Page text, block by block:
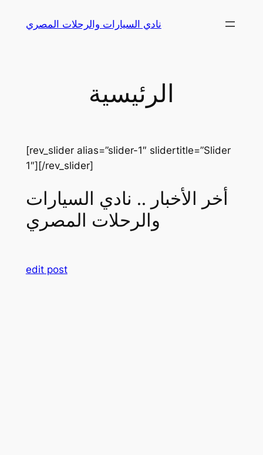
نادي السيارات والرحلات المصري
الرئيسية
[rev_slider alias=”slider-1″ slidertitle=”Slider
1″][/rev_slider]
أخر الأخبار .. نادي السيارات
والرحلات المصري
edit post